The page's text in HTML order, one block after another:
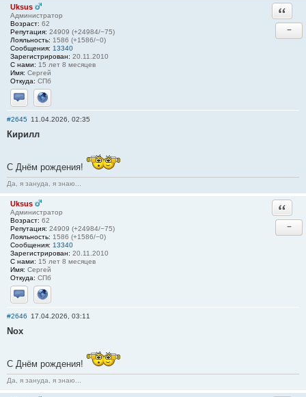
Uksus
Администратор
Возраст: 62
Репутация: 24909 (+24984/−75)
Лояльность: 1586 (+1586/−0)
Сообщения: 13340
Зарегистрирован: 20.11.2010
С нами: 15 лет 8 месяцев
Имя: Сергей
Откуда: СПб
Отправить личное сообщение
Сайт
−
#2645 11.04.2026, 02:35
Кирилл
С Днём рождения!
Да, я зануда, я знаю...
Uksus
Администратор
Возраст: 62
Репутация: 24909 (+24984/−75)
Лояльность: 1586 (+1586/−0)
Сообщения: 13340
Зарегистрирован: 20.11.2010
С нами: 15 лет 8 месяцев
Имя: Сергей
Откуда: СПб
Отправить личное сообщение
Сайт
−
#2646 17.04.2026, 03:11
Nox
С Днём рождения!
Да, я зануда, я знаю...